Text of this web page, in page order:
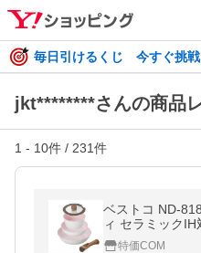
毎日引けるくじ 今すぐ挑戦
jkt********さんの商品
1 - 10件 / 231件
ベストコ ND-
ィ セラミックIH
ト特価COM